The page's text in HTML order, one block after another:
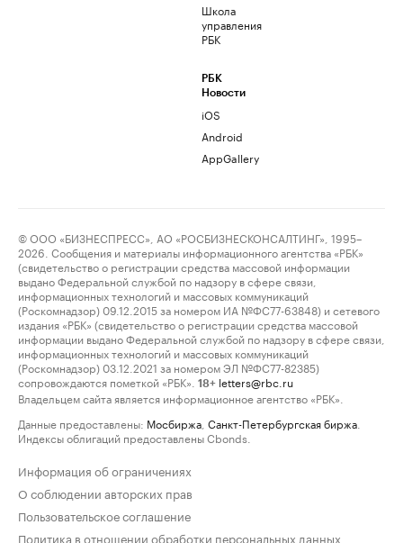
Школа
управления
РБК
РБК
Новости
iOS
Android
AppGallery
© ООО «БИЗНЕСПРЕСС», АО «РОСБИЗНЕСКОНСАЛТИНГ», 1995–
2026. Сообщения и материалы информационного агентства «РБК»
(свидетельство о регистрации средства массовой информации
выдано Федеральной службой по надзору в сфере связи,
информационных технологий и массовых коммуникаций
(Роскомнадзор) 09.12.2015 за номером ИА №ФС77-63848) и сетевого
издания «РБК» (свидетельство о регистрации средства массовой
информации выдано Федеральной службой по надзору в сфере связи,
информационных технологий и массовых коммуникаций
(Роскомнадзор) 03.12.2021 за номером ЭЛ №ФС77-82385)
сопровождаются пометкой «РБК».
18+ letters@rbc.ru
Владельцем сайта является информационное агентство «РБК».
Данные предоставлены: Мосбиржа Санкт-Петербургская биржа
Индексы облигаций предоставлены Cbonds.
Информация об ограничениях
О соблюдении авторских прав
Пользовательское соглашение
Политика в отношении обработки персональных данных